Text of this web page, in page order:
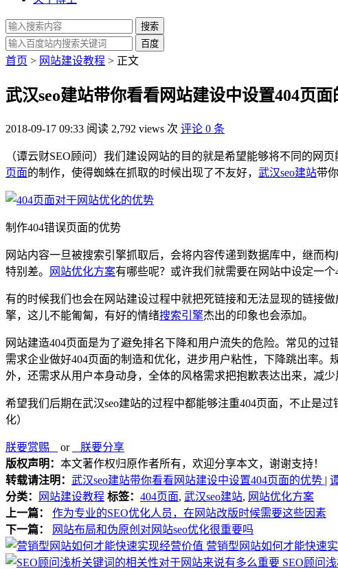
搜索
百度
首页 > 网站建设教程 > 正文
武汉seo建站带你看看网站建设中设置404页面
2018-09-17 09:33 阅读 2,792 views 次 评论 0 条
（谭云财SEO顾问）我们建设网站的目的就是希望能够将不同的网
页面的制作，使得蜘蛛在抓取的时候出现了不友好， 武汉seo建站带
制作404错误页面的优势
网站内容一旦被搜索引擎抓取后，会将内容传递到数据库中，继而
特别差。
网站优化方案有哪些呢？或许我们就需要在网站中设定一
有的时候我们也会在网站建设过程中就把死链接和无法显现的链接
擎，这儿不能匍匐，有好的情绪搜索引擎杰出的印象也会添加。
网站建造404页面是为了避免排名下降和用户流失的危险。常见的
需求企业做好404页面的制造和优化，进步用户粘性，下降跳出率
外，还需求从用户本身动身，全体的风格需求把抱歉表达出来，减
希望我们后期在武汉seo建站的过程中都能够注重404页面，不止是
化）
朕要赏赐 or
朕要分享
版权声明： 本文著作权归原作者所有，欢迎分享本文，谢谢支持！
转载请注明： 武汉seo建站带你看看网站建设中设置404页面的优势 |
分类：
网站建设教程 标签： 404页面, 武汉seo建站, 网站优化方案
上一篇：
作为专业的SEO优化人员，在网站改版时候需要这些因素
下一篇：
网站布局和伪原创对网站seo优化很重要吗
营销型网站如何才能快速
SEO顾问